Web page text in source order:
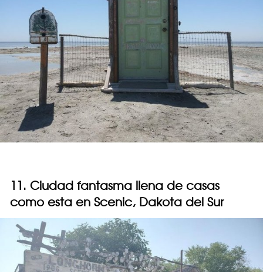
11. Ciudad fantasma llena de casas
como esta en Scenic, Dakota del Sur